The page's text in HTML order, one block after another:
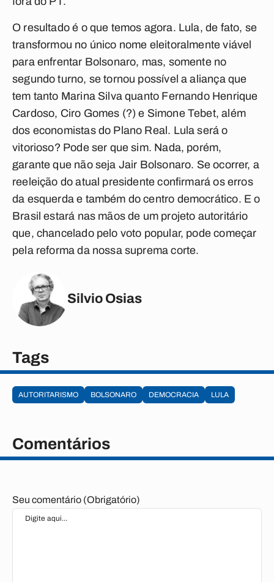
O resultado é o que temos agora. Lula, de fato, se
transformou no único nome eleitoralmente viável
para enfrentar Bolsonaro, mas, somente no
segundo turno, se tornou possível a aliança que
tem tanto Marina Silva quanto Fernando Henrique
Cardoso, Ciro Gomes (?) e Simone Tebet, além
dos economistas do Plano Real. Lula será o
vitorioso? Pode ser que sim. Nada, porém,
garante que não seja Jair Bolsonaro. Se ocorrer, a
reeleição do atual presidente confirmará os erros
da esquerda e também do centro democrático. E o
Brasil estará nas mãos de um projeto autoritário
que, chancelado pelo voto popular, pode começar
pela reforma da nossa suprema corte.
Silvio Osias
Tags
AUTORITARISMO BOLSONARO DEMOCRACIA LULA
Comentários
Seu comentário (Obrigatório)